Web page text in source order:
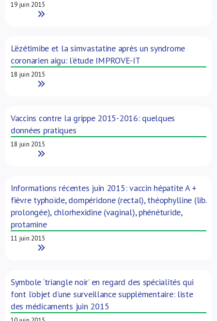
19 juin 2015
Read More
L’ézétimibe et la simvastatine après un syndrome
coronarien aigu: l’étude IMPROVE-IT
18 juin 2015
Read More
Vaccins contre la grippe 2015-2016: quelques
données pratiques
18 juin 2015
Read More
Informations récentes juin 2015: vaccin hépatite A +
fièvre typhoïde, dompéridone (rectal), théophylline (lib.
prolongée), chlorhexidine (vaginal), phénéturide,
protamine
11 juin 2015
Read More
Symbole ‘triangle noir’ en regard des spécialités qui
font l’objet d’une surveillance supplémentaire: liste
des médicaments juin 2015